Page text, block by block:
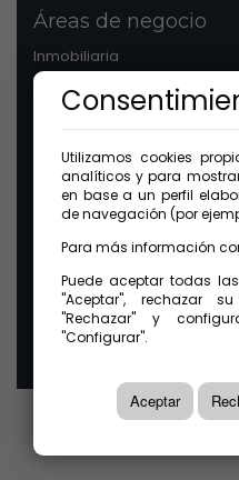
Áreas de negocio
Inmobiliaria
Patrimonios
Comunidades
Legal
Aviso legal
Protección de datos
Canal ético
© 2026 GuinotPrunera
Creado con Mobilia
Utilizamos cookies
analíticos y para
en base a un perfil
de navegación (por
Para más información
Puede aceptar todas
"Aceptar", rechazar
"Rechazar" y
"Configurar".
Aceptar